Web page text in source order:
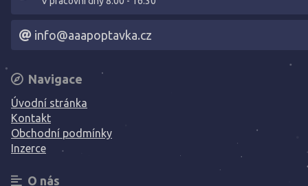
info@aaapoptavka.cz
Navigace
Úvodní stránka
Kontakt
Obchodní podmínky
Inzerce
O nás